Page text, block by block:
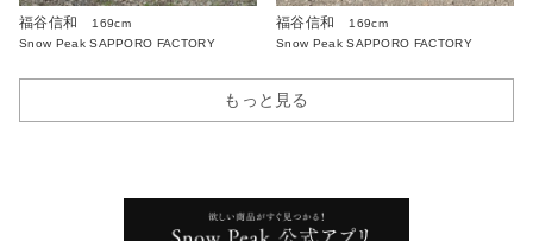
福谷信和
169cm
Snow Peak SAPPORO FACTORY
福谷信和
169cm
Snow Peak SAPPORO FACTORY
もっと見る